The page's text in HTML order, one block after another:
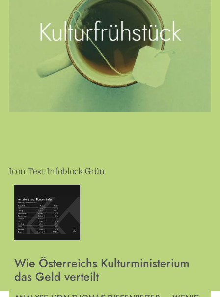
Icon Text Infoblock Grün
Wie Österreichs Kulturministerium
das Geld verteilt